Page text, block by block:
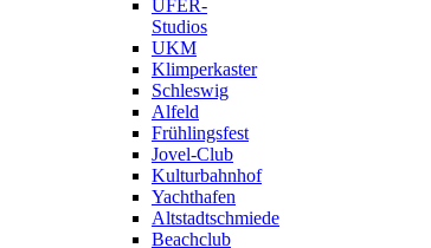
UFER-
Studios
UKM
Klimperkaster
Schleswig
Alfeld
Frühlingsfest
Jovel-Club
Kulturbahnhof
Yachthafen
Altstadtschmiede
Beachclub